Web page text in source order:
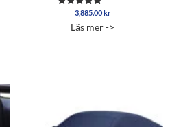
Betygsatt
av 5
3,885.00 kr
Läs mer ->